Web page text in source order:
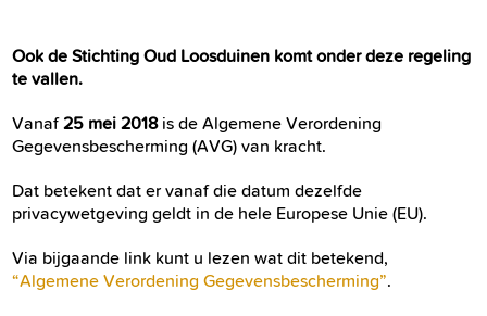
Ook de Stichting Oud Loosduinen komt onder deze regeling
te vallen.
Vanaf25 mei 2018is de Algemene Verordening
Gegevensbescherming (AVG) van kracht.
Dat betekent dat er vanaf die datum dezelfde
privacywetgeving geldt in de hele Europese Unie (EU).
Via bijgaande link kunt u lezen wat dit betekend,
“Algemene Verordening Gegevensbescherming”.